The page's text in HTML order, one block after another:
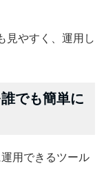
見やすく、運用し
でも簡単に
用できるツール